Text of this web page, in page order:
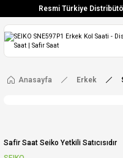
Resmi Türkiye
Vade
Anasayfa Erkek
Safir Saat Seiko Yetkili Satıcısıdır